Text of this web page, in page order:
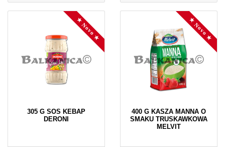
★ Novo ★
305 G SOS KEBAP
DERONI
★ Novo ★
400 G KASZA MANNA O
SMAKU TRUSKAWKOWA
MELVIT